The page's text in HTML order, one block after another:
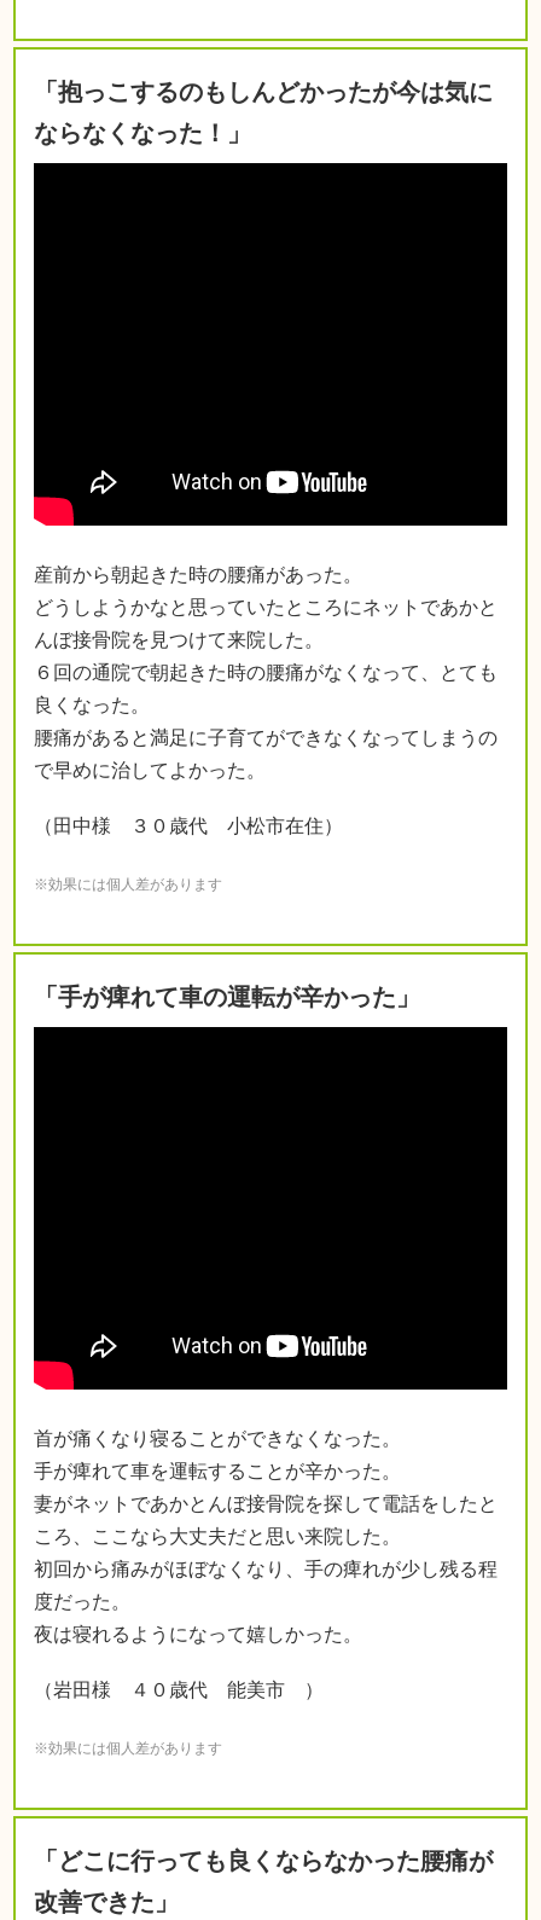
「抱っこするのもしんどかったが今は気に
ならなくなった！」
産前から朝起きた時の腰痛があった。
どうしようかなと思っていたところにネットであかと
んぼ接骨院を見つけて来院した。
６回の通院で朝起きた時の腰痛がなくなって、とても
良くなった。
腰痛があると満足に子育てができなくなってしまうの
で早めに治してよかった。
（田中様 ３０歳代 小松市在住）
※効果には個人差があります
「手が痺れて車の運転が辛かった」
首が痛くなり寝ることができなくなった。
手が痺れて車を運転することが辛かった。
妻がネットであかとんぼ接骨院を探して電話をしたと
ころ、ここなら大丈夫だと思い来院した。
初回から痛みがほぼなくなり、手の痺れが少し残る程
度だった。
夜は寝れるようになって嬉しかった。
（岩田様 ４０歳代 能美市 ）
※効果には個人差があります
「どこに行っても良くならなかった腰痛が
改善できた」